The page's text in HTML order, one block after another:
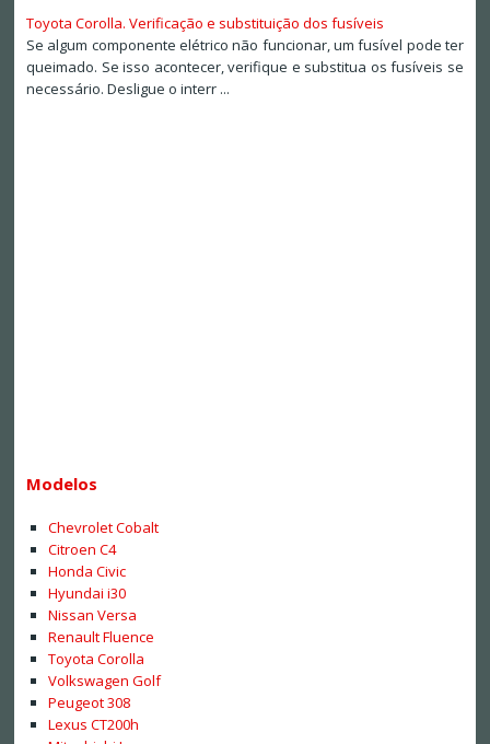
Toyota Corolla. Verificação e substituição dos fusíveis
Se algum componente elétrico não funcionar, um fusível pode ter
queimado. Se isso acontecer, verifique e substitua os fusíveis se
necessário. Desligue o interr ...
Modelos
Chevrolet Cobalt
Citroen C4
Honda Civic
Hyundai i30
Nissan Versa
Renault Fluence
Toyota Corolla
Volkswagen Golf
Peugeot 308
Lexus CT200h